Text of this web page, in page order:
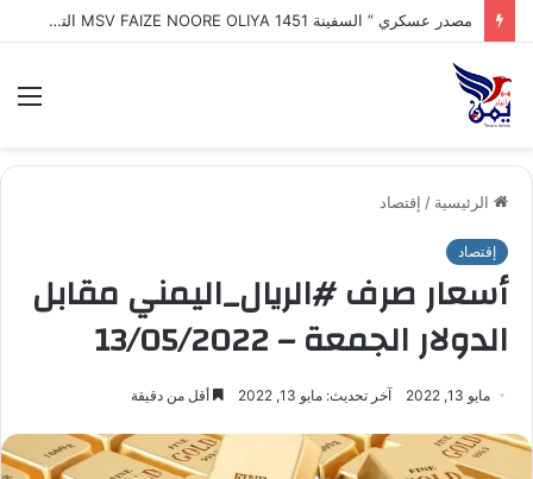
طهران : إيران تكشف اقتراب إعلان تفاهم تاريخي مع سلطنة عُمان بشأن تنظيم الملاحة في مضيق هرمز
الرئيسية / إقتصاد
إقتصاد
أسعار صرف #الريال_اليمني مقابل
الدولار الجمعة – 13/05/2022
مايو 13, 2022 آخر تحديث: مايو 13, 2022 أقل من دقيقة